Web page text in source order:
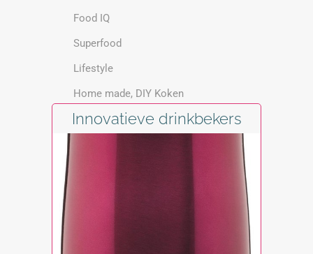
Food IQ
Superfood
Lifestyle
Home made, DIY Koken
Innovatieve drinkbekers